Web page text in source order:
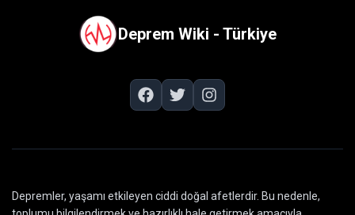
Deprem Wiki - Türkiye
Depremler, yaşamı etkileyen ciddi doğal afetlerdir. Bu nedenle,